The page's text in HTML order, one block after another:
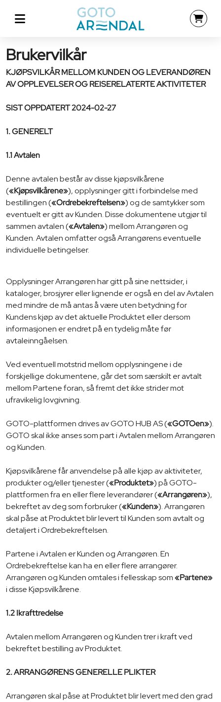
Brukervilkår
KJØPSVILKÅR MELLOM KUNDEN OG LEVERANDØREN
AV OPPLEVELSER OG REISERELATERTE AKTIVITETER
SIST OPPDATERT 2024-02-27
1. GENERELT
1.1 Avtalen
Denne avtalen består av disse kjøpsvilkårene
(«Kjøpsvilkårene»), opplysninger gitt i forbindelse med
bestillingen («Ordrebekreftelsen») og de samtykker som
eventuelt er gitt av Kunden. Disse dokumentene utgjør til
sammen avtalen («Avtalen») mellom Arrangøren og
Kunden. Avtalen omfatter også Arrangørens eventuelle
individuelle betingelser.
Opplysninger Arrangøren har gitt på sine nettsider, i
kataloger, brosjyrer eller lignende er også en del av Avtalen
med mindre de må antas å være uten betydning for
Kundens kjøp av det aktuelle Produktet eller dersom
informasjonen er endret på en tydelig måte før
avtaleinngåelsen.
Ved eventuell motstrid mellom opplysningene i de
forskjellige dokumentene, går det som særskilt er avtalt
mellom Partene foran, så fremt det ikke strider mot
ufravikelig lovgivning.
GOTO-plattformen drives av GOTO HUB AS («GOTOen»).
GOTO skal ikke anses som part i Avtalen mellom Arrangøren
og Kunden.
Kjøpsvilkårene får anvendelse på alle kjøp av aktiviteter,
produkter og/eller tjenester («Produktet») på GOTO-
plattformen fra en eller flere leverandører («Arrangøren»),
bekreftet av deg som forbruker («Kunden»). Arrangøren
skal påse at Produktet blir levert til Kunden som avtalt og
detaljert i Ordrebekreftelsen.
Partene i Avtalen er Kunden og Arrangøren. En
Ordrebekreftelse kan ha en eller flere arrangører.
Arrangøren og Kunden omtales i fellesskap som«Partene»
i disse Kjøpsvilkårene.
1.2 Ikrafttredelse
Avtalen mellom Arrangøren og Kunden trer i kraft ved
bekreftet bestilling av Produktet.
2.ARRANGØRENS GENERELLE PLIKTER
Arrangøren skal påse at Produktet blir levert med den grad